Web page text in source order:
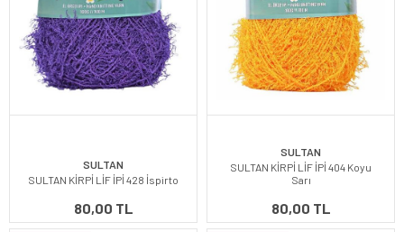
SULTAN
SULTAN KİRPİ LİF İPİ 428 İspirto
80,00 TL
SULTAN
SULTAN KİRPİ LİF İPİ 404 Koyu
Sarı
80,00 TL